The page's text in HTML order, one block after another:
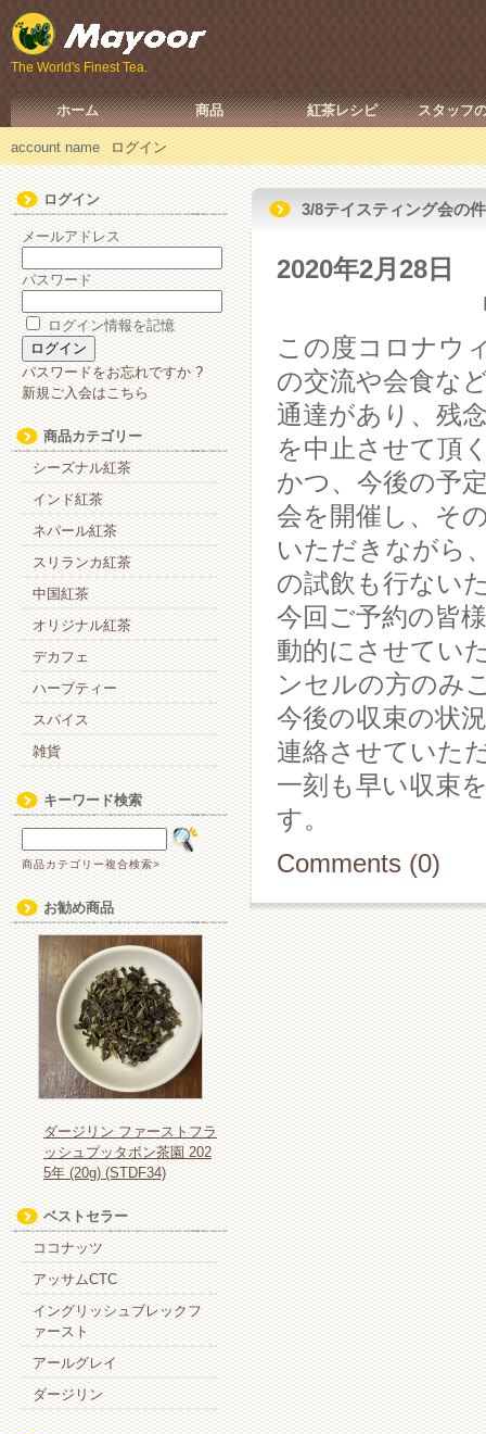
The World's Finest Tea.
ホーム 商品 紅茶レシピ スタッフ
account name ログイン
ログイン
メールアドレス
パスワード
ログイン情報を記憶
パスワードをお忘れですか ?
新規ご入会はこちら
商品カテゴリー
シーズナル紅茶
インド紅茶
ネパール紅茶
スリランカ紅茶
中国紅茶
オリジナル紅茶
デカフェ
ハーブティー
スパイス
雑貨
キーワード検索
商品カテゴリー複合検索>
お勧め商品
ダージリン ファーストフラ
ッシュプッタボン茶園 202
5年 (20g) (STDF34)
ベストセラー
ココナッツ
アッサムCTC
イングリッシュブレックフ
ァースト
アールグレイ
ダージリン
3/8テイスティング会の件
2020年2月28日
この度コロナウ
の交流や会食な
通達があり、残
を中止させて頂
かつ、今後の予
会を開催し、そ
いただきながら
の試飲も行ない
今回ご予約の皆
動的にさせてい
ンセルの方のみ
今後の収束の状
連絡させていた
一刻も早い収束
す。
Comments (0)